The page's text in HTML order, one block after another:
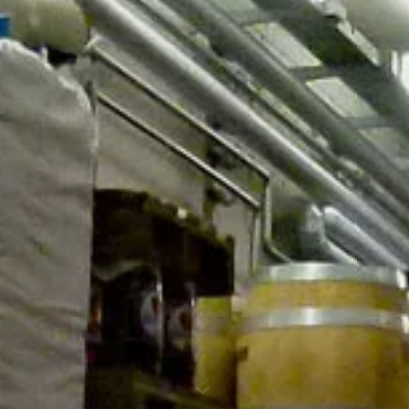
página web para evaluar el uso que usted hace de la
página web, para recopilar informes sobre la actividad
de la página web y para prestar otros servicios
relacionados con la actividad de la página web y el uso
de Internet para el operador de la página web. La
dirección IP transmitida por su navegador en el marco
de Google Analytics no se fusionará con ningún otro
dato de Google.
Plugin para el navegador
Puede evitar que estas cookies se almacenen
seleccionando la configuración adecuada en su
navegador. Sin embargo, queremos señalar que hacerlo
puede significar que no podrá disfrutar de la plena
funcionalidad de este sitio web. También puede evitar
que los datos generados por las cookies sobre su uso
de la página web (incluyendo su dirección IP) sean
transmitidos a Google, y el procesamiento de estos
datos por parte de Google, descargando e instalando el
plugin del navegador disponible en el siguiente enlace:
https://tools.google.com/dlpage/gaoptout?hl=en
Asunto*
Sube tu currículum vitae
ELIJA UN ARCHIVO
Tipo de archivo: PDF| Tamaño del archivo:0MB